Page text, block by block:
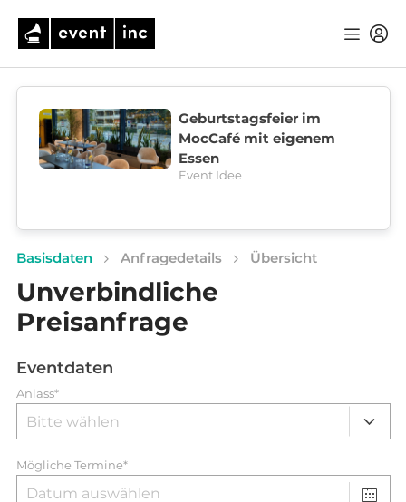
Geburtstagsfeier im
MocCafé mit eigenem
Essen
Event Idee
Basisdaten Anfragedetails Übersicht
Unverbindliche
Preisanfrage
Eventdaten
Anlass*
Mögliche Termine*